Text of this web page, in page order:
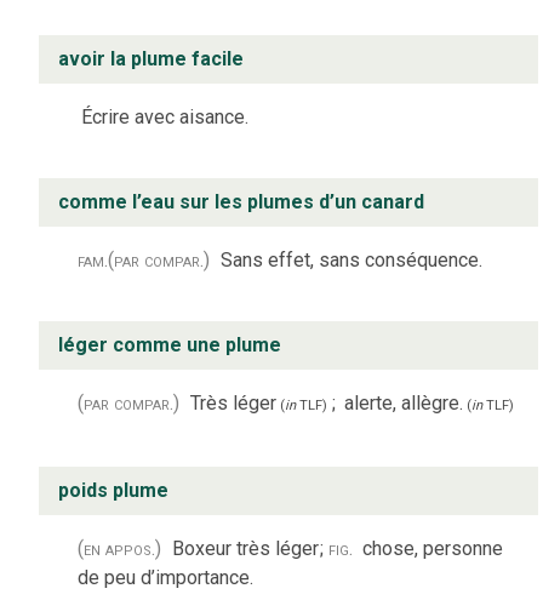
avoir la plume facile
Écrire avec aisance.
comme l’eau sur les plumes d’un canard
fam.(par compar.) Sans effet, sans conséquence.
léger comme une plume
(par compar.) Très léger(inTLF) ; alerte, allègre. (inTLF)
poids plume
(en appos.) Boxeur très léger; fig. chose, personne
de peu d’importance.